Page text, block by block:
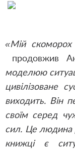
«Мій
продовжив
моделюю
цивілізоване
виходить. Він
своїм серед
сил. Це людина
книжці є